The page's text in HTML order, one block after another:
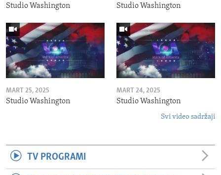
Studio Washington Studio Washington
MART 25, 2025
Studio Washington
MART 24, 2025
Studio Washington
Svi video sadržaji
TV PROGRAMI